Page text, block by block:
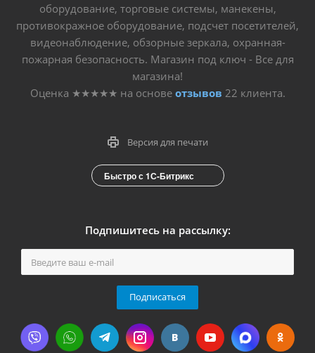
оборудование, торговые системы, манекены,
противокражное оборудование, подсчет посетителей,
видеонаблюдение, обзорные зеркала, охранная-
пожарная безопасность. Магазин под ключ - Все для
магазина!
Оценка ★★★★★ на основе отзывов 22 клиента.
Версия для печати
Быстро с 1С-Битрикс
Подпишитесь на рассылку:
Подписаться